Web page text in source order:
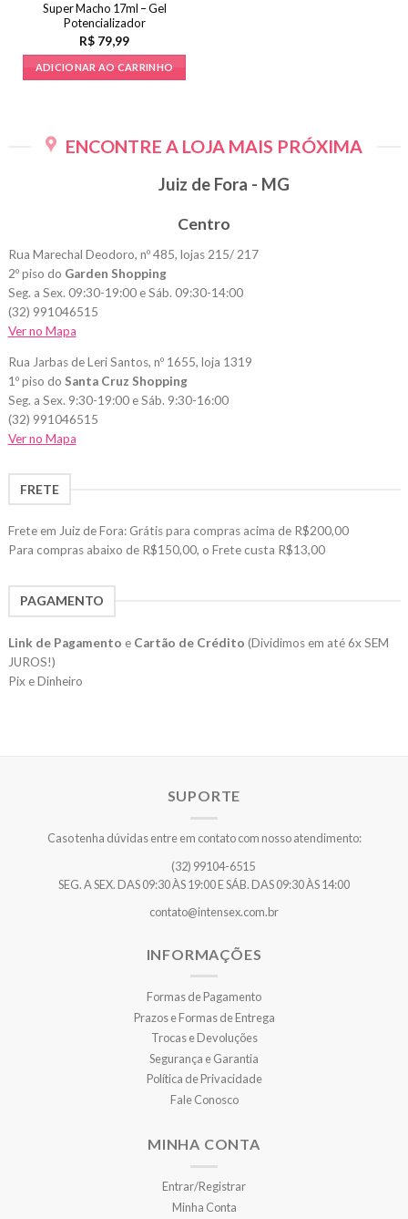
Super Macho 17ml – Gel
Potencializador
R$ 79,99
ADICIONAR AO CARRINHO
ENCONTRE A LOJA MAIS PRÓXIMA
Juiz de Fora - MG
Centro
Rua Marechal Deodoro, nº 485, lojas 215/ 217
2º piso do Garden Shopping
Seg. a Sex. 09:30-19:00 e Sáb. 09:30-14:00
(32) 991046515
Ver no Mapa
Rua Jarbas de Leri Santos, nº 1655, loja 1319
1º piso do Santa Cruz Shopping
Seg. a Sex. 9:30-19:00 e Sáb. 9:30-16:00
(32) 991046515
Ver no Mapa
FRETE
Frete em Juiz de Fora: Grátis para compras acima de R$200,00
Para compras abaixo de R$150,00, o Frete custa R$13,00
PAGAMENTO
Link de Pagamento e Cartão de Crédito (Dividimos em até 6x SEM
JUROS!)
Pix e Dinheiro
SUPORTE
Caso tenha dúvidas entre em contato com nosso atendimento:
(32) 99104-6515
SEG. A SEX. DAS 09:30 ÀS 19:00 E SÁB. DAS 09:30 ÀS 14:00
contato@intensex.com.br
INFORMAÇÕES
Formas de Pagamento
Prazos e Formas de Entrega
Trocas e Devoluções
Segurança e Garantia
Política de Privacidade
Fale Conosco
MINHA CONTA
Entrar/Registrar
Minha Conta